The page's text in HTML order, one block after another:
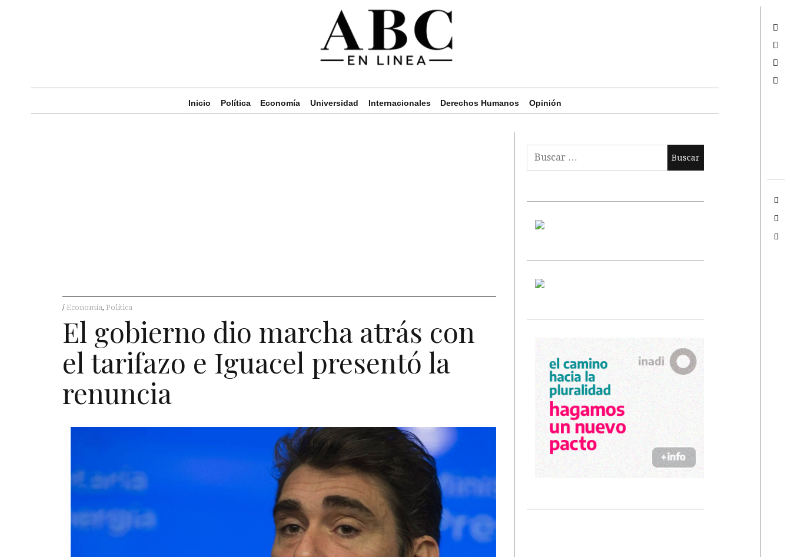
Inicio Política Economía Universidad Internacionales Derechos Humanos Opinión
Economía, Política
El gobierno dio marcha atrás con
el tarifazo e Iguacel presentó la
renuncia